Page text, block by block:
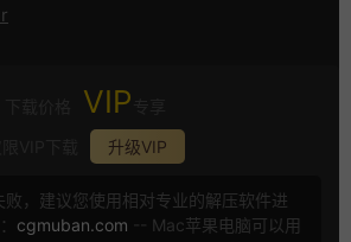
VIP
升级VIP
，建议您使用相对专业的解压软件进
cgmuban.com -- Mac苹果电脑可以用